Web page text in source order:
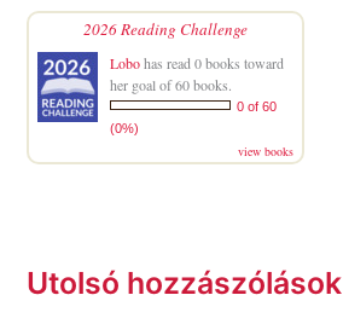
2026 Reading Challenge
Lobohas read 0 books toward
her goal of 60 books.
0 of 60
(0%)
view books
Utolsó hozzászólások